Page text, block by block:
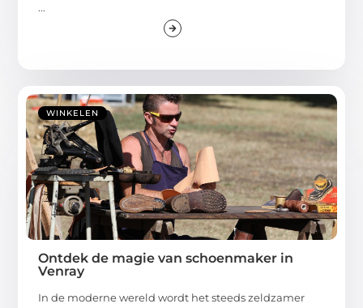
...
WINKELEN
Ontdek de magie van schoenmaker in
Venray
In de moderne wereld wordt het steeds zeldzamer